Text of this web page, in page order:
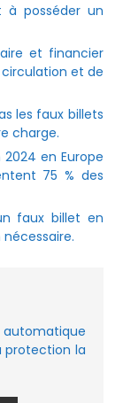
à posséder un
et financier
et de
les faux billets
charge.
en Europe
75 % des
faux billet en
protection la